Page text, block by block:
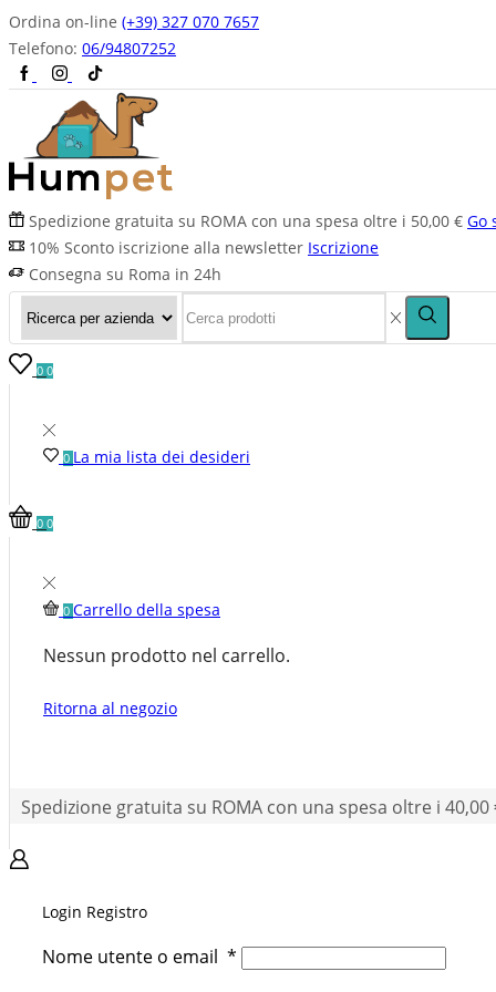
Ordina on-line (+39) 327 070 7657
Telefono: 06/94807252
Spedizione gratuita su ROMA con una spesa oltre i 50,00 € Go
10% Sconto iscrizione alla newsletter Iscrizione
Consegna su Roma in 24h
0 0
0 La mia lista dei desideri
0 0
0 Carrello della spesa
Nessun prodotto nel carrello.
Ritorna al negozio
Spedizione gratuita su ROMA con una spesa oltre i 40,00
Login Registro
Nome utente o email *